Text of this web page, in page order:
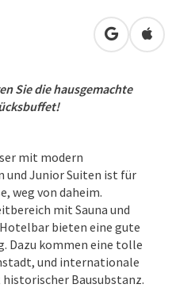
in Google
in
Sie die hausgemachte
mit modern
Junior Suiten ist für
weg von daheim.
mit Sauna und
bieten eine gute
Dazu kommen eine tolle
und internationale
Bausubstanz.